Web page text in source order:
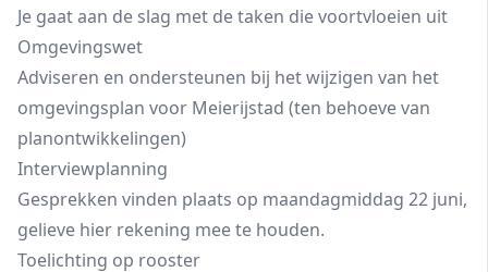
Je gaat aan de slag met de taken die voortvloeien uit
Omgevingswet
Adviseren en ondersteunen bij het wijzigen van het
omgevingsplan voor Meierijstad (ten behoeve van
planontwikkelingen)
Interviewplanning
Gesprekken vinden plaats op maandagmiddag 22 juni,
gelieve hier rekening mee te houden.
Toelichting op rooster